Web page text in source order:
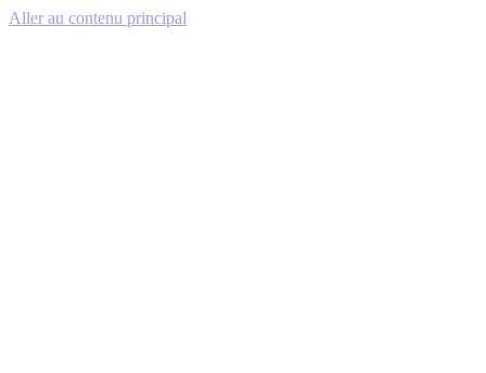
Aller au contenu principal